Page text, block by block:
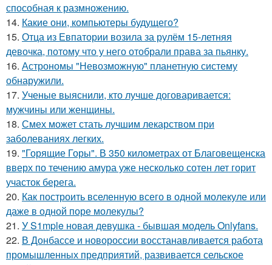
способная к размножению.
14. Какие они, компьютеры будущего?
15. Отца из Евпатории возила за рулём 15-летняя
девочка, потому что у него отобрали права за пьянку.
16. Астрономы "Невозможную" планетную систему
обнаружили.
17. Ученые выяснили, кто лучше договаривается:
мужчины или женщины.
18. Смех может стать лучшим лекарством при
заболеваниях легких.
19. "Горящие Горы". В 350 километрах от Благовещенска
вверх по течению амура уже несколько сотен лет горит
участок берега.
20. Как построить вселенную всего в одной молекуле или
даже в одной поре молекулы?
21. У S1mple новая девушка - бывшая модель Onlyfans.
22. В Донбассе и новороссии восстанавливается работа
промышленных предприятий, развивается сельское